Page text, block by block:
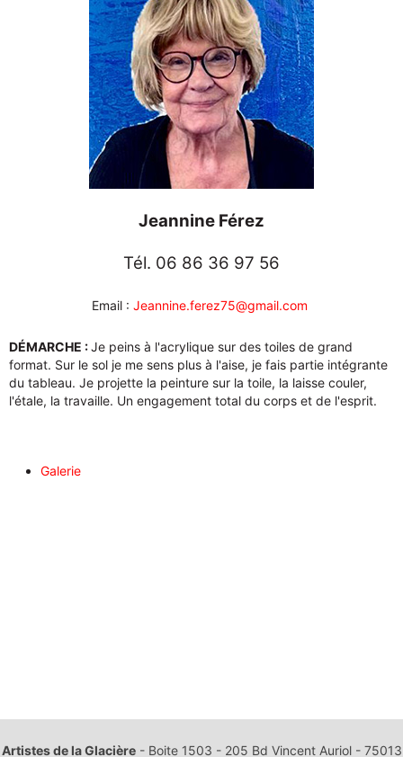
Jeannine Férez
Tél. 06 86 36 97 56
Email : Jeannine.ferez75@gmail.com
DÉMARCHE :Je peins à l'acrylique sur des toiles de grand
format. Sur le sol je me sens plus à l'aise, je fais partie intégrante
du tableau. Je projette la peinture sur la toile, la laisse couler,
l'étale, la travaille. Un engagement total du corps et de l'esprit.
Galerie
Artistes de la Glacière- Boite 1503 - 205 Bd Vincent Auriol - 75013